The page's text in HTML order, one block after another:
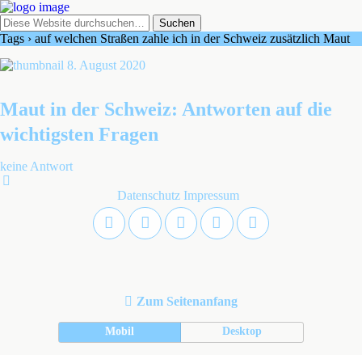
Tags › auf welchen Straßen zahle ich in der Schweiz zusätzlich Maut
8. August 2020
Maut in der Schweiz: Antworten auf die
wichtigsten Fragen
keine Antwort
Datenschutz Impressum
Zum Seitenanfang
Mobil Desktop